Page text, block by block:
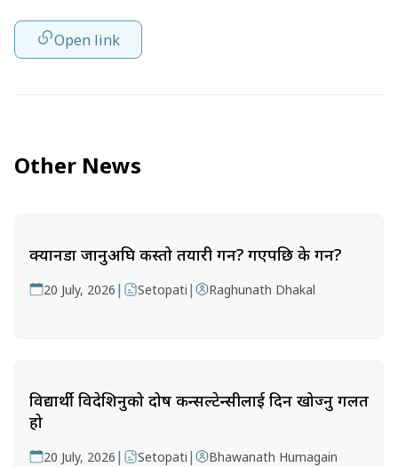
Open link
Other News
क्यानडा जानुअघि कस्तो तयारी गर्ने? गएपछि के गर्ने?
20 July, 2026 | Setopati | Raghunath Dhakal
विद्यार्थी विदेशिनुको दोष कन्सल्टेन्सीलाई दिन खोज्नु गलत
हो
20 July, 2026 | Setopati | Bhawanath Humagain